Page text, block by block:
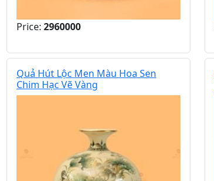
Price: 2960000
Quả Hút Lộc Men Màu Hoa Sen
Chim Hạc Vẽ Vàng